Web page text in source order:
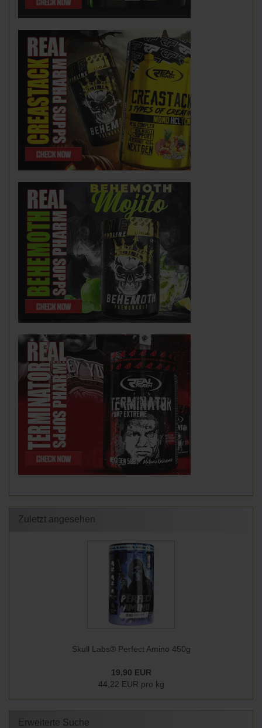
Zuletzt angesehen
Skull Labs® Perfect Amino 450g
19,90 EUR
44,22 EUR pro kg
Erweiterte Suche